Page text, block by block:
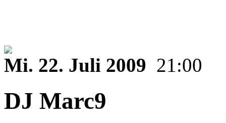
Mi. 22. Juli 2009 21:00
DJ Marc9